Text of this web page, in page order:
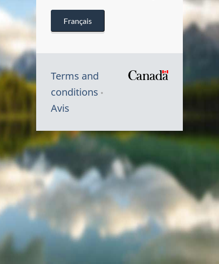
Français
Terms and
conditions
Avis
Symbole
du